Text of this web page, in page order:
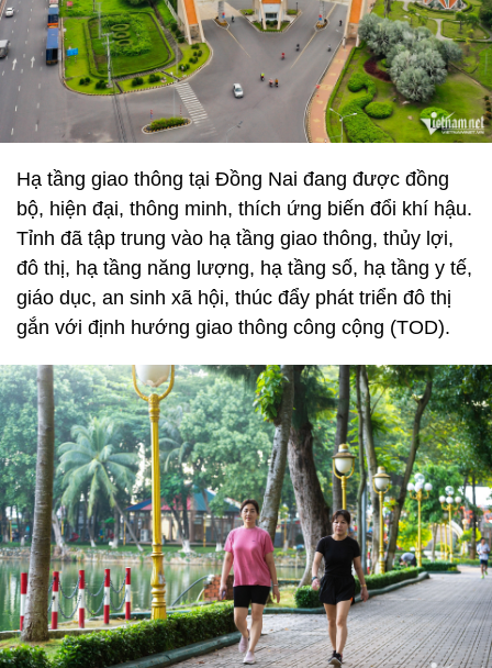
Hạ tầng giao thông tại Đồng Nai đang được đồng
bộ, hiện đại, thông minh, thích ứng biến đổi khí hậu.
Tỉnh đã tập trung vào hạ tầng giao thông, thủy lợi,
đô thị, hạ tầng năng lượng, hạ tầng số, hạ tầng y tế,
giáo dục, an sinh xã hội, thúc đẩy phát triển đô thị
gắn với định hướng giao thông công cộng (TOD).